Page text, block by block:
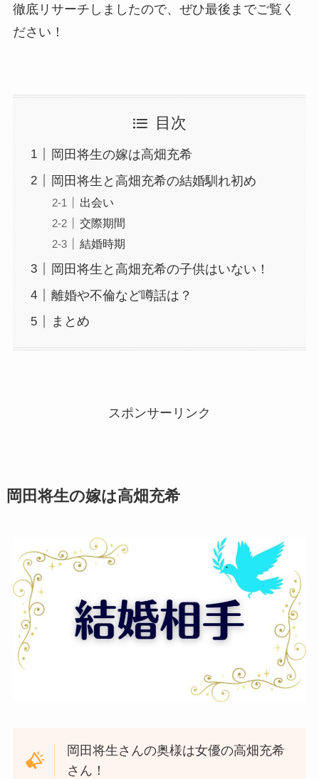
徹底リサーチしましたので、ぜひ最後までご覧く
ださい！
目次
岡田将生の嫁は高畑充希
岡田将生と高畑充希の結婚馴れ初め
出会い
交際期間
結婚時期
岡田将生と高畑充希の子供はいない！
離婚や不倫など噂話は？
まとめ
スポンサーリンク
岡田将生の嫁は高畑充希
岡田将生さんの奥様は女優の高畑充希
さん！